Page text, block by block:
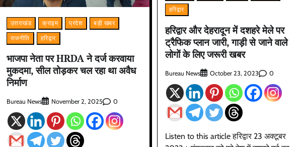
उत्तराखंड क्राइम प्रदेश
बड़ी खबर
राजनीति
हरिद्वार
भाजपा नेता पर HRDA ने दर्ज करवाया
मुकदमा, सील तोड़कर चल रहा था अवैध
निर्माण
Bureau News November 2, 2025 0
हरिद्वार
हरिद्वार और देहरादून में दशहरे मेले पर
ट्रैफिक प्लान जारी, गाड़ी से जाने वाले
लोगों के लिए जरूरी खबर
Bureau News October 23, 2023 0
Listen to this article हरिद्वार 23 अक्टूबर